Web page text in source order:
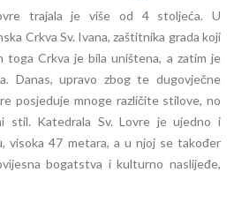
trajala je više od 4 stoljeća. U
Crkva Sv. Ivana, zaštitnika grada koji
toga Crkva je bila uništena, a zatim je
Danas, upravo zbog te dugovječne
posjeduje mnoge različite stilove, no
stil. Katedrala Sv. Lovre je ujedno i
visoka 47 metara, a u njoj se također
bogatstva i kulturno naslijeđe,